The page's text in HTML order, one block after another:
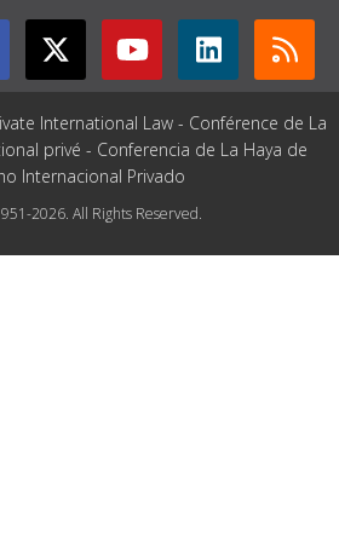
International Law - Conférence de La
privé - Conferencia de La Haya de
Internacional Privado
2026. All Rights Reserved.